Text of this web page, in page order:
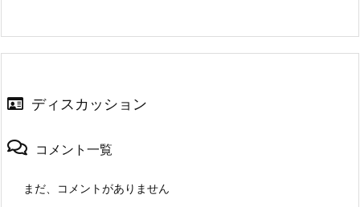
ディスカッション
コメント一覧
まだ、コメントがありません